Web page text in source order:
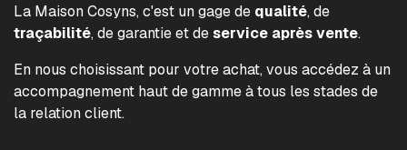
La Maison Cosyns, c'est un gage de qualité, de
traçabilité, de garantie et deservice après vente.
En nous choisissant pour votre achat, vous accédez à un
accompagnement haut de gamme à tous les stades de
la relation client.